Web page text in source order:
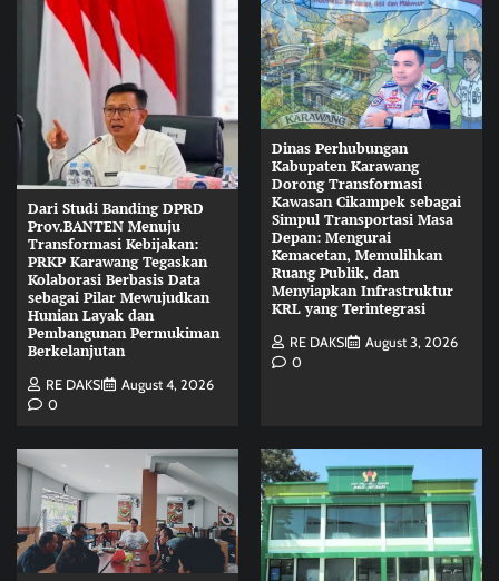
Dari Studi Banding DPRD
Prov.BANTEN Menuju
Transformasi Kebijakan:
PRKP Karawang Tegaskan
Kolaborasi Berbasis Data
sebagai Pilar Mewujudkan
Hunian Layak dan
Pembangunan Permukiman
Berkelanjutan
RE DAKSI
August 4, 2026
0
Dinas Perhubungan
Kabupaten Karawang
Dorong Transformasi
Kawasan Cikampek sebagai
Simpul Transportasi Masa
Depan: Mengurai
Kemacetan, Memulihkan
Ruang Publik, dan
Menyiapkan Infrastruktur
KRL yang Terintegrasi
RE DAKSI
August 3, 2026
0